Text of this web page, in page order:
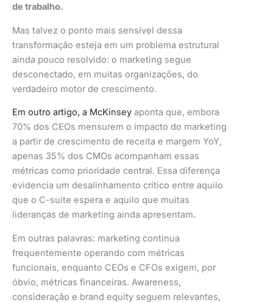
de trabalho.
Mas talvez o ponto mais sensível dessa
transformação esteja em um problema estrutural
ainda pouco resolvido: o marketing segue
desconectado, em muitas organizações, do
verdadeiro motor de crescimento.
Em outro artigo, a McKinsey aponta que, embora
70% dos CEOs mensurem o impacto do marketing
a partir de crescimento de receita e margem YoY,
apenas 35% dos CMOs acompanham essas
métricas como prioridade central. Essa diferença
evidencia um desalinhamento crítico entre aquilo
que o C-suite espera e aquilo que muitas
lideranças de marketing ainda apresentam.
Em outras palavras: marketing continua
frequentemente operando com métricas
funcionais, enquanto CEOs e CFOs exigem, por
óbvio, métricas financeiras. Awareness,
consideração e brand equity seguem relevantes,